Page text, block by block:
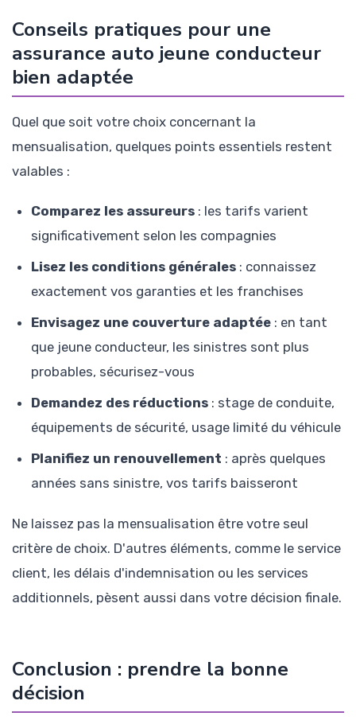
Conseils pratiques pour une
assurance auto jeune conducteur
bien adaptée
Quel que soit votre choix concernant la
mensualisation, quelques points essentiels restent
valables :
Comparez les assureurs : les tarifs varient
significativement selon les compagnies
Lisez les conditions générales : connaissez
exactement vos garanties et les franchises
Envisagez une couverture adaptée : en tant
que jeune conducteur, les sinistres sont plus
probables, sécurisez-vous
Demandez des réductions : stage de conduite,
équipements de sécurité, usage limité du véhicule
Planifiez un renouvellement : après quelques
années sans sinistre, vos tarifs baisseront
Ne laissez pas la mensualisation être votre seul
critère de choix. D'autres éléments, comme le service
client, les délais d'indemnisation ou les services
additionnels, pèsent aussi dans votre décision finale.
Conclusion : prendre la bonne
décision